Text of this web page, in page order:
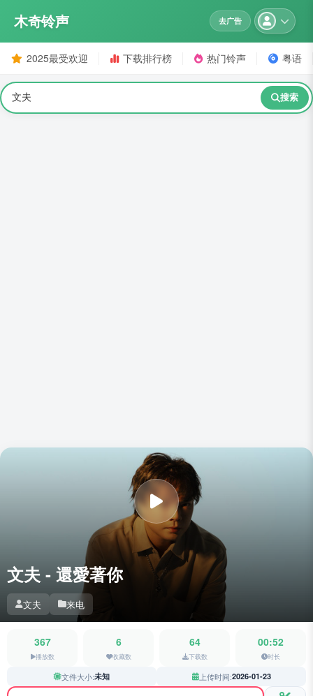
木奇铃声 去广告
2025最受欢迎 下载排行榜 热门铃声 粤语
搜索
文夫 - 還愛著你
文夫 来电
367
播放数
6
收藏数
64
下载数
00:52
时长
文件大小:未知 上传时间:2026-01-23